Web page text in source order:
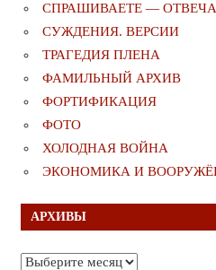
СПРАШИВАЕТЕ —
СУЖДЕНИЯ. ВЕРСИИ
ТРАГЕДИЯ ПЛЕНА
ФАМИЛЬНЫЙ АРХИВ
ФОРТИФИКАЦИЯ
ФОТО
ХОЛОДНАЯ ВОЙНА
ЭКОНОМИКА И
АРХИВЫ
Архивы